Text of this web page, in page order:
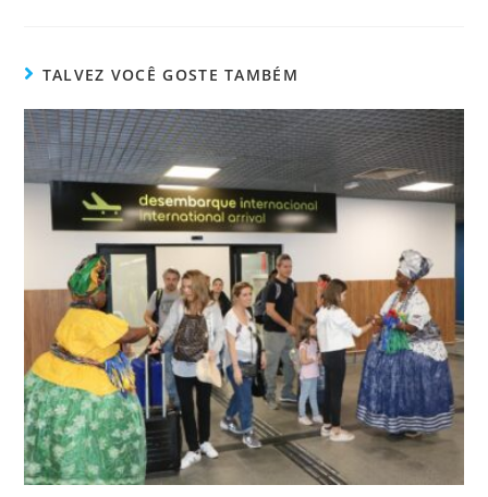
ok er
TALVEZ VOCÊ GOSTE TAMBÉM